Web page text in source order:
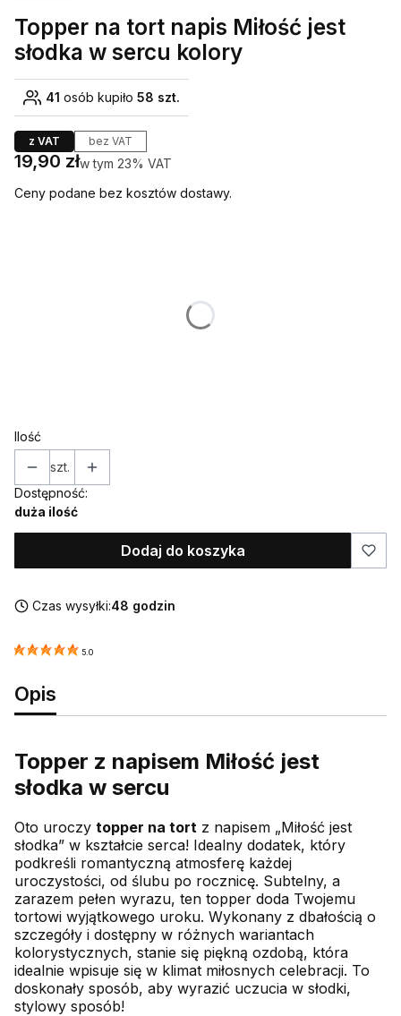
Topper na tort napis Miłość jest
słodka w sercu kolory
41 osób kupiło 58 szt.
z VAT bez VAT
Cena
19,90 złw tym 23% VAT
w tym 23% VAT
Ceny podane bez kosztów dostawy.
Ilość
szt.
Dostępność:
duża ilość
Dodaj do koszyka
Czas wysyłki:48 godzin
5.0
Opis
Topper z napisem Miłość jest
słodka w sercu
Oto uroczy topper na tort z napisem „Miłość jest
słodka” w kształcie serca! Idealny dodatek, który
podkreśli romantyczną atmosferę każdej
uroczystości, od ślubu po rocznicę. Subtelny, a
zarazem pełen wyrazu, ten topper doda Twojemu
tortowi wyjątkowego uroku. Wykonany z dbałością o
szczegóły i dostępny w różnych wariantach
kolorystycznych, stanie się piękną ozdobą, która
idealnie wpisuje się w klimat miłosnych celebracji. To
doskonały sposób, aby wyrazić uczucia w słodki,
stylowy sposób!